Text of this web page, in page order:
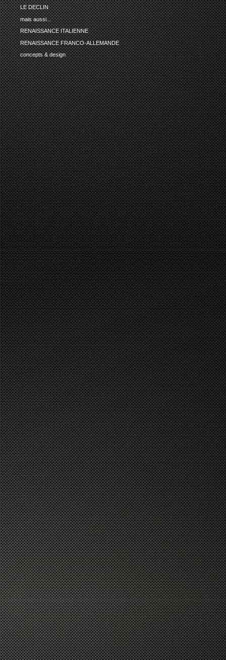
LE DECLIN
mais aussi...
RENAISSANCE ITALIENNE
RENAISSANCE FRANCO-ALLEMANDE
concepts & design